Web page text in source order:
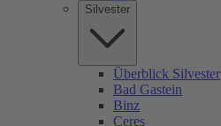
Silvester
Überblick Silvester
Bad Gastein
Binz
Ceres